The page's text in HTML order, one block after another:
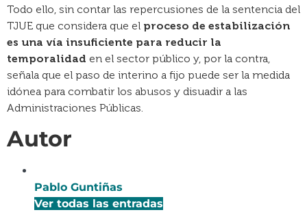
Todo ello, sin contar las repercusiones de la sentencia del
TJUE que considera que el proceso de estabilización
es una vía insuficiente para reducir la
temporalidad en el sector público y, por la contra,
señala que el paso de interino a fijo puede ser la medida
idónea para combatir los abusos y disuadir a las
Administraciones Públicas.
Autor
Pablo Guntiñas
Ver todas las entradas